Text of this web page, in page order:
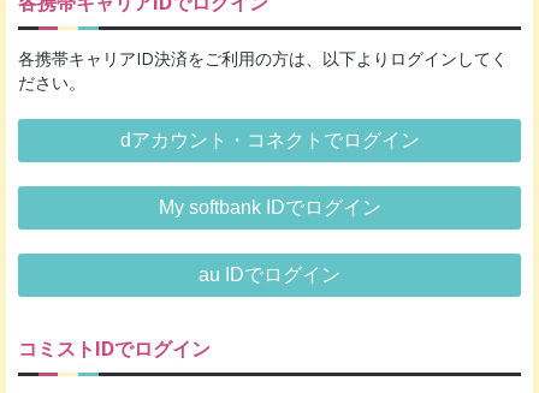
各携帯キャリアID決済をご利用の方は、以下よりログインしてく
ださい。
dアカウント・コネクトでログイン
My softbank IDでログイン
au IDでログイン
コミストIDでログイン